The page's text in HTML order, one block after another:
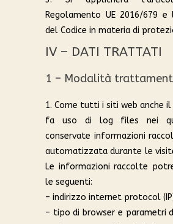
Regolamento UE 2016/679 e
del Codice in materia di
IV – DATI TRATTATI
1 – Modalità
1. Come tutti i siti web anche
fa uso di log files nei
conservate informazioni
automatizzata durante le
Le informazioni raccolte
le seguenti:
– indirizzo internet protocol
– tipo di browser e parametri